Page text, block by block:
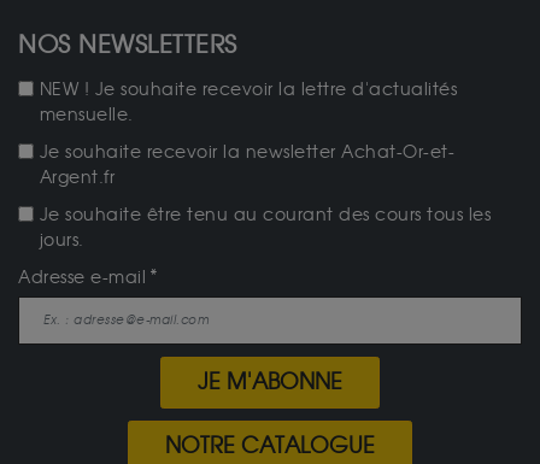
NOS NEWSLETTERS
NEW ! Je souhaite recevoir la lettre d'actualités
mensuelle.
Je souhaite recevoir la newsletter Achat-Or-et-
Argent.fr
Je souhaite être tenu au courant des cours tous les
jours.
Adresse e-mail
JE M'ABONNE
NOTRE CATALOGUE